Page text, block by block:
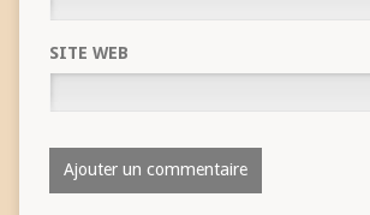
SITE WEB